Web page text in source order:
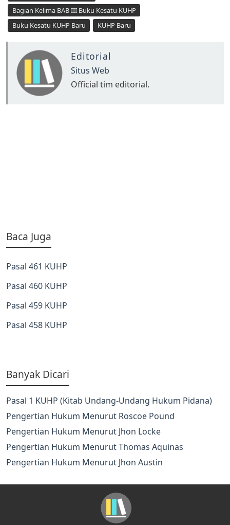
Bagian Kelima BAB III Buku Kesatu KUHP
Buku Kesatu KUHP Baru
KUHP Baru
Editorial
Situs Web
Official tim editorial.
Baca Juga
Pasal 461 KUHP
Pasal 460 KUHP
Pasal 459 KUHP
Pasal 458 KUHP
Banyak Dicari
Pasal 1 KUHP (Kitab Undang-Undang Hukum Pidana)
Pengertian Hukum Menurut Roscoe Pound
Pengertian Hukum Menurut Jhon Locke
Pengertian Hukum Menurut Thomas Aquinas
Pengertian Hukum Menurut Jhon Austin